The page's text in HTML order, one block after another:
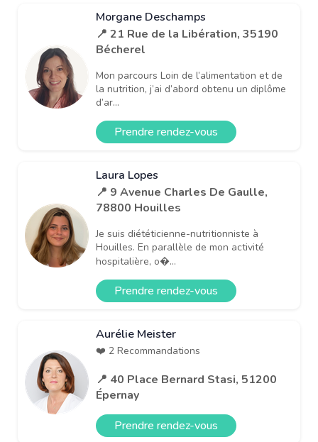
Morgane Deschamps
📍 21 Rue de la Libération, 35190
Bécherel
Mon parcours Loin de l’alimentation et de
la nutrition, j’ai d’abord obtenu un diplôme
d’ar...
Prendre rendez-vous
Laura Lopes
📍 9 Avenue Charles De Gaulle,
78800 Houilles
Je suis diététicienne-nutritionniste à
Houilles. En parallèle de mon activité
hospitalière, o�...
Prendre rendez-vous
Aurélie Meister
❤️ 2 Recommandations
📍 40 Place Bernard Stasi, 51200
Épernay
Prendre rendez-vous